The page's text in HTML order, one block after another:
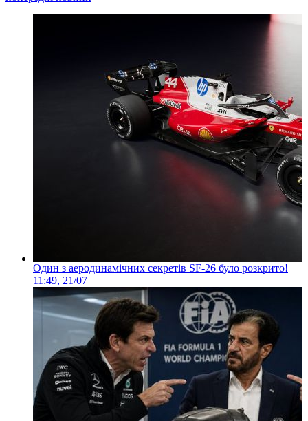
Один з аеродинамічних секретів SF-26 було розкрито!
11:49, 21/07